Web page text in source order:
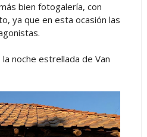
bien fotogalería, con
ya que en esta ocasión las
noche estrellada de Van